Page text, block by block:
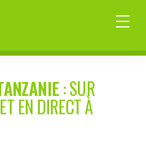
: SUR
EN DIRECT À